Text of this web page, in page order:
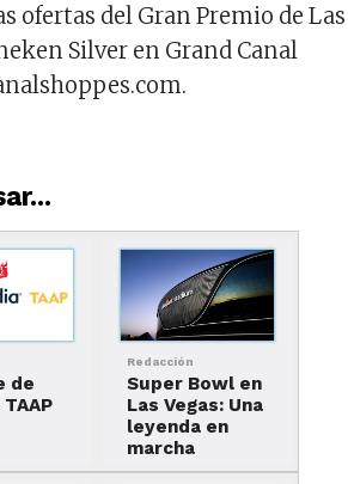
ofertas del Gran Premio de Las
Silver en Grand Canal
de
Redacción
Super Bowl en
Las Vegas: Una
leyenda en
marcha